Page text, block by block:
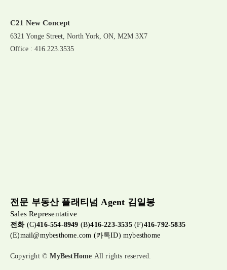
C21 New Concept
6321 Yonge Street, North York, ON, M2M 3X7
Office : 416.223.3535
전문 부동산 플래티넘 Agent 김일봉
Sales Representative
전화(C)416-554-8949 (B)416-223-3535(F)416-792-5835
(E)mail@mybesthome.com (카톡ID) mybesthome
Copyright ©MyBestHome All rights reserved.